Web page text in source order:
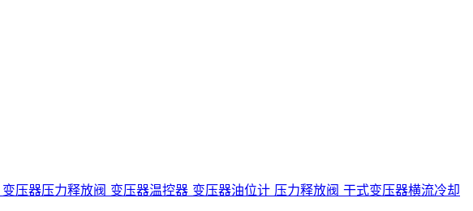
变压器压力释放阀 变压器温控器 变压器油位计 压力释放阀 干式变压器横流冷却